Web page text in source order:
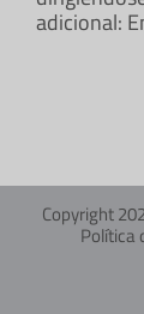
adicional:
Copyright
Política